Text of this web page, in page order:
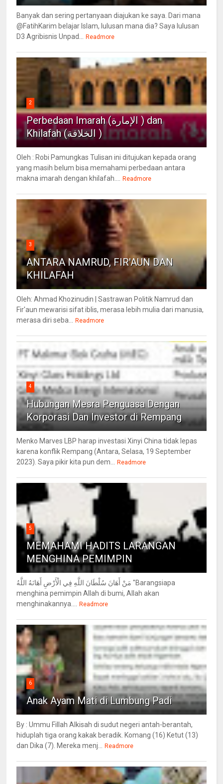
Banyak dan sering pertanyaan diajukan ke saya. Dari mana
@FatihKarim belajar Islam, lulusan mana dia? Saya lulusan
D3 Agribisnis Unpad...
Readmore
2
Perbedaan Imarah (الإمارة ) dan
Khilafah (الخلافة )
Oleh : Robi Pamungkas Tulisan ini ditujukan kepada orang
yang masih belum bisa memahami perbedaan antara
makna imarah dengan khilafah....
Readmore
3
ANTARA NAMRUD, FIR'AUN DAN
KHILAFAH
Oleh: Ahmad Khozinudin | Sastrawan Politik Namrud dan
Fir'aun mewarisi sifat iblis, merasa lebih mulia dari manusia,
merasa diri seba...
Readmore
4
Hubungan Mesra Penguasa Dengan
Korporasi Dan Investor di Rempang
Menko Marves LBP harap investasi Xinyi China tidak lepas
karena konflik Rempang (Antara, Selasa, 19 September
2023). Saya pikir kita pun dem...
Readmore
5
MEMAHAMI HADITS LARANGAN
MENGHINA PEMIMPIN
مَنْ أَهَانَ سُلْطَانَ اللَّهِ فِي الْأَرْضِ أَهَانَهُ اللَّهُ "Barangsiapa
menghina pemimpin Allah di bumi, Allah akan
menghinakannya....
Readmore
6
Anak Ayam Mati di Lumbung Padi
By : Ummu Fillah Alkisah di sudut negeri antah-berantah,
hiduplah tiga orang kakak beradik. Komang (16) Ketut (13)
dan Dika (7). Mereka menj...
Readmore